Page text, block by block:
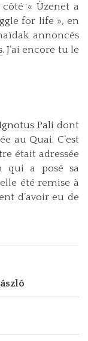
« Üzenet a
for life », en
annoncés
. J’ai encore tu le
Pali dont
au Quai. C’est
était adressée
qui a posé sa
été remise à
d’avoir eu de